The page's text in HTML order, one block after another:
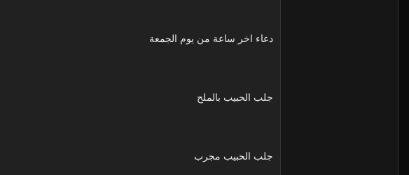
دعاء اخر ساعة من يوم الجمعة
جلب الحبيب بالملح
جلب الحبيب مجرب